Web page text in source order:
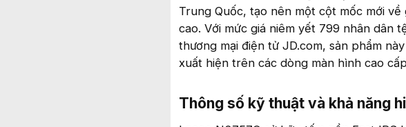
Trung Quốc, tạo nên một cột mốc mới
cao. Với mức giá niêm yết 799 nhân dân
thương mại điện tử JD.com, sản phẩm
xuất hiện trên các dòng màn hình cao
Thông số kỹ thuật và khả năng